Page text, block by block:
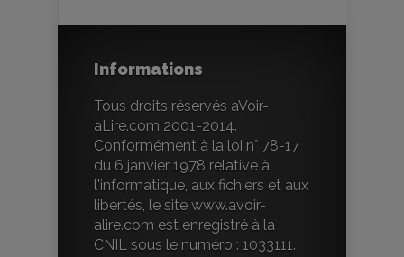
Informations
Tous droits réservés aVoir-
aLire.com 2001-2014.
Conformément à la loi n° 78-17
du 6 janvier 1978 relative à
l'informatique, aux fichiers et aux
libertés, le site www.avoir-
alire.com est enregistré à la
CNIL sous le numéro : 1033111.